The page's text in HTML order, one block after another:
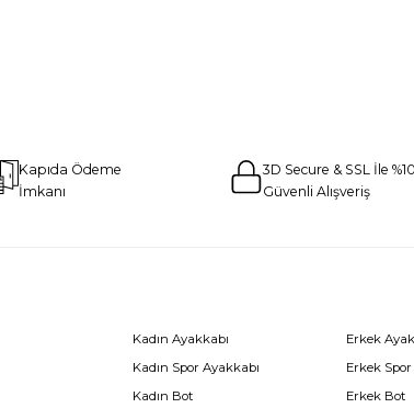
Kapıda Ödeme
İmkanı
3D Secure & SSL İle
Güvenli Alışveriş
Kadın Ayakkabı
Kadın Spor Ayakkabı
Kadın Bot
Erkek
Erkek
Erkek Bot